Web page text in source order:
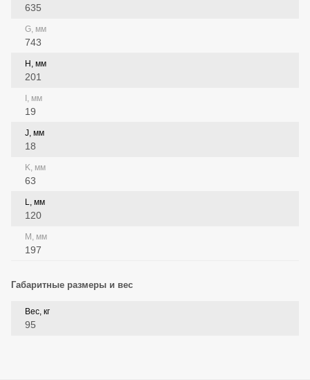
635
G, мм
743
H, мм
201
I, мм
19
J, мм
18
K, мм
63
L, мм
120
M, мм
197
Габаритные размеры и вес
Вес, кг
95